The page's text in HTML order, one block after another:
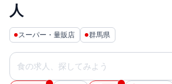
人
スーパー・量販店 群馬県